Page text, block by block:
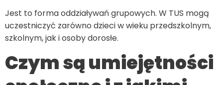
Jest to forma oddziaływań grupowych. W TUS mogą
uczestniczyć zarówno dzieci w wieku przedszkolnym,
szkolnym, jak i osoby dorosłe.
Czym są umiejętności